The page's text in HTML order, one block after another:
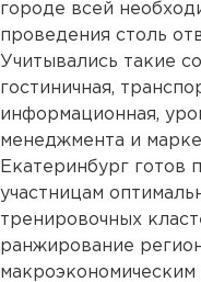
городе всей
проведения столь
Учитывались такие
гостиничная,
информационная,
менеджмента и
Екатеринбург готов
участницам
тренировочных
ранжирование